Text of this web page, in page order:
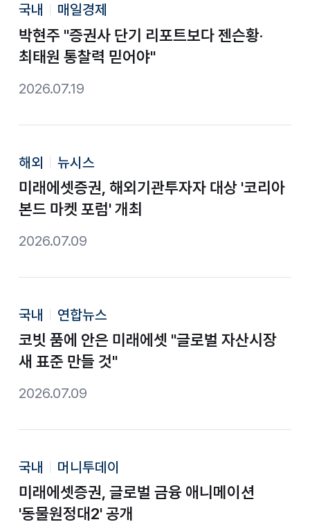
국내 매일경제
박현주 "증권사 단기 리포트보다 젠슨황·
최태원 통찰력 믿어야"
2026.07.19
해외 뉴시스
미래에셋증권, 해외기관투자자 대상 '코리아
본드 마켓 포럼' 개최
2026.07.09
국내 연합뉴스
코빗 품에 안은 미래에셋 "글로벌 자산시장
새 표준 만들 것"
2026.07.09
국내 머니투데이
미래에셋증권, 글로벌 금융 애니메이션
'동물원정대2' 공개